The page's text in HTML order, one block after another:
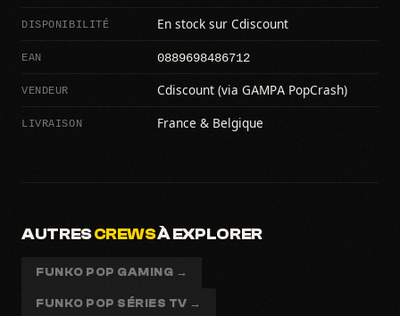
DISPONIBILITÉ En stock sur Cdiscount
EAN 0889698486712
VENDEUR Cdiscount (via GAMPA PopCrash)
LIVRAISON France & Belgique
AUTRESCREWSÀ EXPLORER
FUNKO POP GAMING →
FUNKO POP SÉRIES TV →